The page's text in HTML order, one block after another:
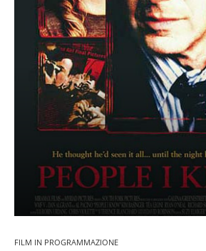
FILM IN PROGRAMMAZIONE